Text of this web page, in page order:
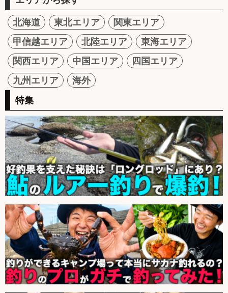
北海道 東北エリア
関東エリア
甲信越エリア
北陸エリア
東海エリア
関西エリア
中国エリア
四国エリア
九州エリア
海外
特集